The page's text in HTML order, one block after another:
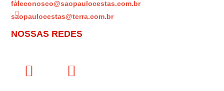
faleconosco@saopaulocestas.com.br

saopaulocestas@terra.com.br
NOSSAS REDES